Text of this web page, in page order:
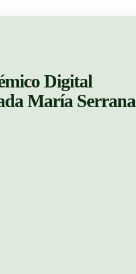
Digital
María Serrana